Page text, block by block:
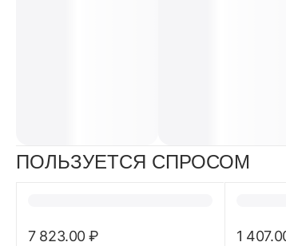
ПОЛЬЗУЕТСЯ СПРОСОМ
7 823.00₽ 1